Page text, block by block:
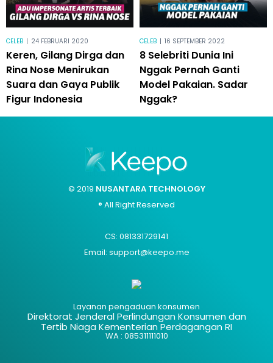
CELEB | 24 FEBRUARI 2020
Keren, Gilang Dirga dan
Rina Nose Menirukan
Suara dan Gaya Publik
Figur Indonesia
CELEB | 16 SEPTEMBER 2022
8 Selebriti Dunia Ini
Nggak Pernah Ganti
Model Pakaian. Sadar
Nggak?
© 2019 NUSANTARA TECHNOLOGY
® All Right Reserved
CS: 081331729141
Email: support@keepo.me
Layanan pengaduan konsumen
Direktorat Jenderal Perlindungan Konsumen dan
Tertib Niaga Kementerian Perdagangan RI
WA : 085311111010